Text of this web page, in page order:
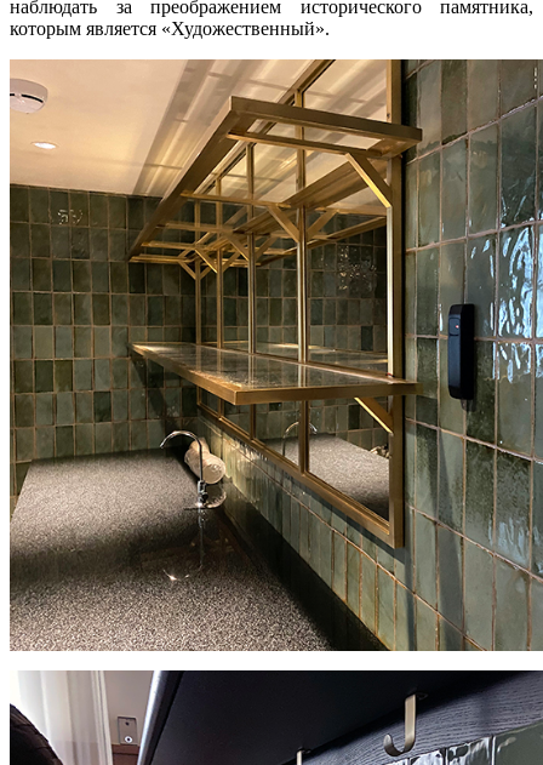
наблюдать за преображением исторического памятника,
которым является «Художественный».